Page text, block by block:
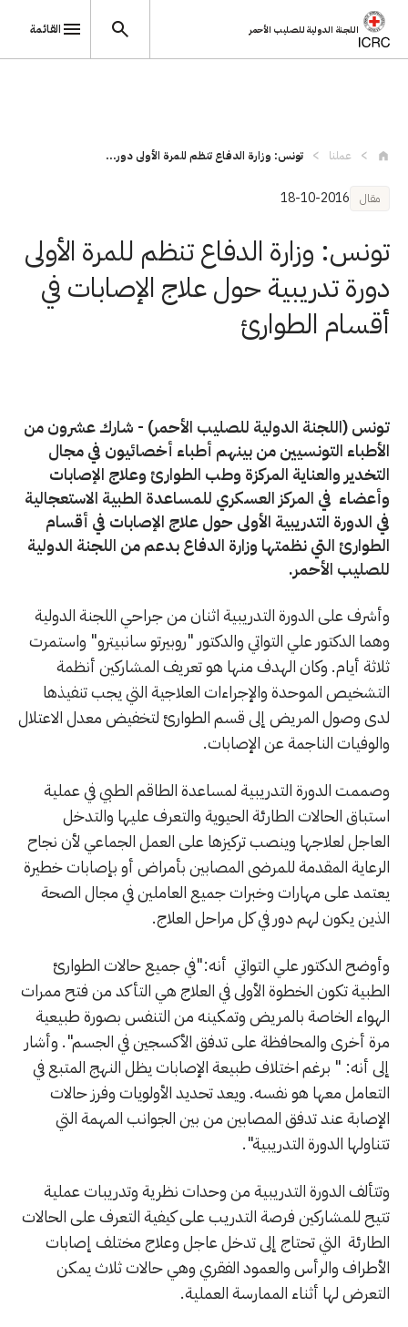
اللجنة الدولية للصليب الأحمر القائمة
عملنا تونس: وزارة الدفاع تنظم للمرة الأولى دور...
مقال 18-10-2016
تونس: وزارة الدفاع تنظم للمرة الأولى
دورة تدريبية حول علاج الإصابات في
أقسام الطوارئ
تونس (اللجنة الدولية للصليب الأحمر) - شارك عشرون من
الأطباء التونسيين من بينهم أطباء أخصائيون في مجال
التخدير والعناية المركزة وطب الطوارئ وعلاج الإصابات
وأعضاء في المركز العسكري للمساعدة الطبية الاستعجالية
في الدورة التدريبية الأولى حول علاج الإصابات في أقسام
الطوارئ التي نظمتها وزارة الدفاع بدعم من اللجنة الدولية
للصليب الأحمر.
وأشرف على الدورة التدريبية اثنان من جراحي اللجنة الدولية
وهما الدكتور علي التواتي والدكتور "روبيرتو سانبيترو" واستمرت
ثلاثة أيام. وكان الهدف منها هو تعريف المشاركين أنظمة
التشخيص الموحدة والإجراءات العلاجية التي يجب تنفيذها
لدى وصول المريض إلى قسم الطوارئ لتخفيض معدل الاعتلال
والوفيات الناجمة عن الإصابات.
وصممت الدورة التدريبية لمساعدة الطاقم الطبي في عملية
استباق الحالات الطارئة الحيوية والتعرف عليها والتدخل
العاجل لعلاجها وينصب تركيزها على العمل الجماعي لأن نجاح
الرعاية المقدمة للمرضى المصابين بأمراض أو بإصابات خطيرة
يعتمد على مهارات وخبرات جميع العاملين في مجال الصحة
الذين يكون لهم دور في كل مراحل العلاج.
وأوضح الدكتور علي التواتي أنه:"في جميع حالات الطوارئ
الطبية تكون الخطوة الأولى في العلاج هي التأكد من فتح ممرات
الهواء الخاصة بالمريض وتمكينه من التنفس بصورة طبيعية
مرة أخرى والمحافظة على تدفق الأكسجين في الجسم". وأشار
إلى أنه: " برغم اختلاف طبيعة الإصابات يظل النهج المتبع في
التعامل معها هو نفسه. ويعد تحديد الأولويات وفرز حالات
الإصابة عند تدفق المصابين من بين الجوانب المهمة التي
تتناولها الدورة التدريبية".
وتتألف الدورة التدريبية من وحدات نظرية وتدريبات عملية
تتيح للمشاركين فرصة التدريب على كيفية التعرف على الحالات
الطارئة التي تحتاج إلى تدخل عاجل وعلاج مختلف إصابات
الأطراف والرأس والعمود الفقري وهي حالات ثلاث يمكن
التعرض لها أثناء الممارسة العملية.